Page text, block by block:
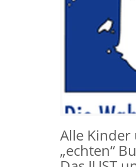
Alle
„echten“